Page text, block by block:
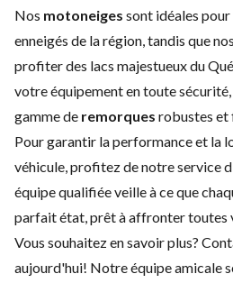
Nos motoneiges sont idéales
enneigés de la région, tandis que nos
profiter des lacs majestueux du
votre équipement en toute
gamme de remorques robustes et
Pour garantir la performance et la
véhicule, profitez de notreservice
équipe qualifiée veille à ce que
parfait état, prêt à affronter toutes
Vous souhaitez en savoir plus?
aujourd'hui! Notre équipe amicale